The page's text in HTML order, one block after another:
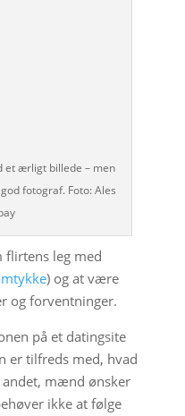
et ærligt billede – men
fotograf. Foto: Ales
flirtens leg med
) og at være
og forventninger.
på et datingsite
er tilfreds med, hvad
andet, mænd ønsker
ikke at følge